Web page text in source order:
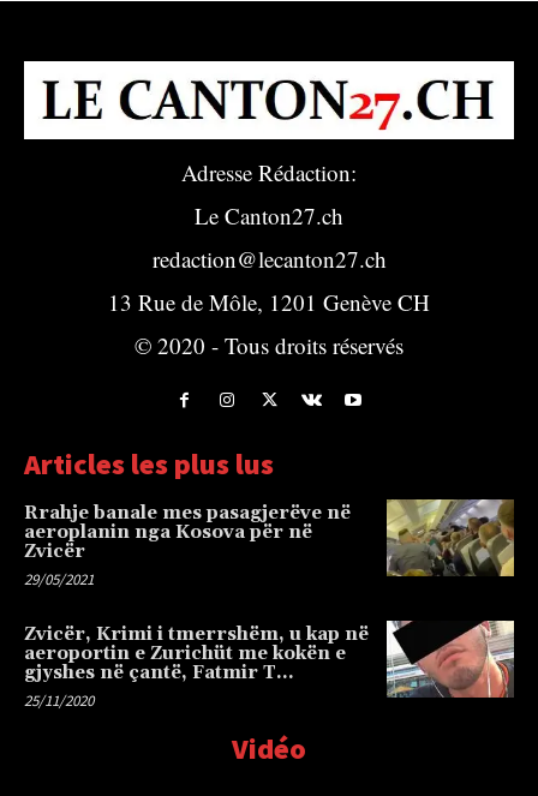
Adresse Rédaction:
Le Canton27.ch
redaction@lecanton27.ch
13 Rue de Môle, 1201 Genève CH
© 2020 - Tous droits réservés
Articles les plus lus
Rrahje banale mes pasagjerëve në
aeroplanin nga Kosova për në
Zvicër
29/05/2021
Zvicër, Krimi i tmerrshëm, u kap në
aeroportin e Zurichüt me kokën e
gjyshes në çantë, Fatmir T…
25/11/2020
Vidéo